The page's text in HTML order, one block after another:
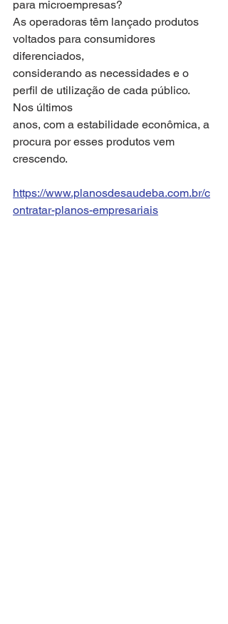
para microempresas?
As operadoras têm lançado produtos
voltados para consumidores
diferenciados,
considerando as necessidades e o
perfil de utilização de cada público.
Nos últimos
anos, com a estabilidade econômica, a
procura por esses produtos vem
crescendo.
https://www.planosdesaudeba.com.br/c
ontratar-planos-empresariais